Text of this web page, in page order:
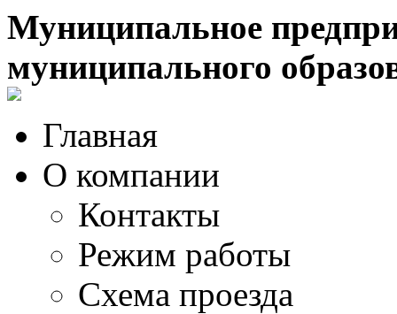
Муниципальное
муниципального
Главная
О компании
Контакты
Режим работы
Схема проезда